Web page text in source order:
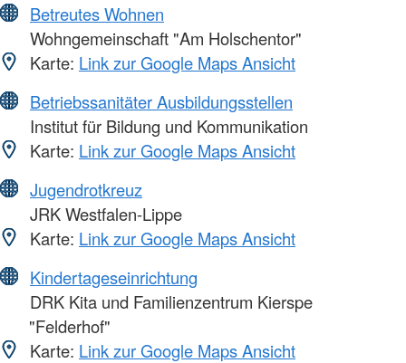
Betreutes Wohnen
Wohngemeinschaft "Am Holschentor"
Karte: Link zur Google Maps Ansicht
Betriebssanitäter Ausbildungsstellen
Institut für Bildung und Kommunikation
Karte: Link zur Google Maps Ansicht
Jugendrotkreuz
JRK Westfalen-Lippe
Karte: Link zur Google Maps Ansicht
Kindertageseinrichtung
DRK Kita und Familienzentrum Kierspe
"Felderhof"
Karte: Link zur Google Maps Ansicht